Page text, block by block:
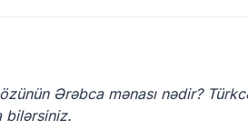
Ərəbca mənası nədir?
bilərsiniz.